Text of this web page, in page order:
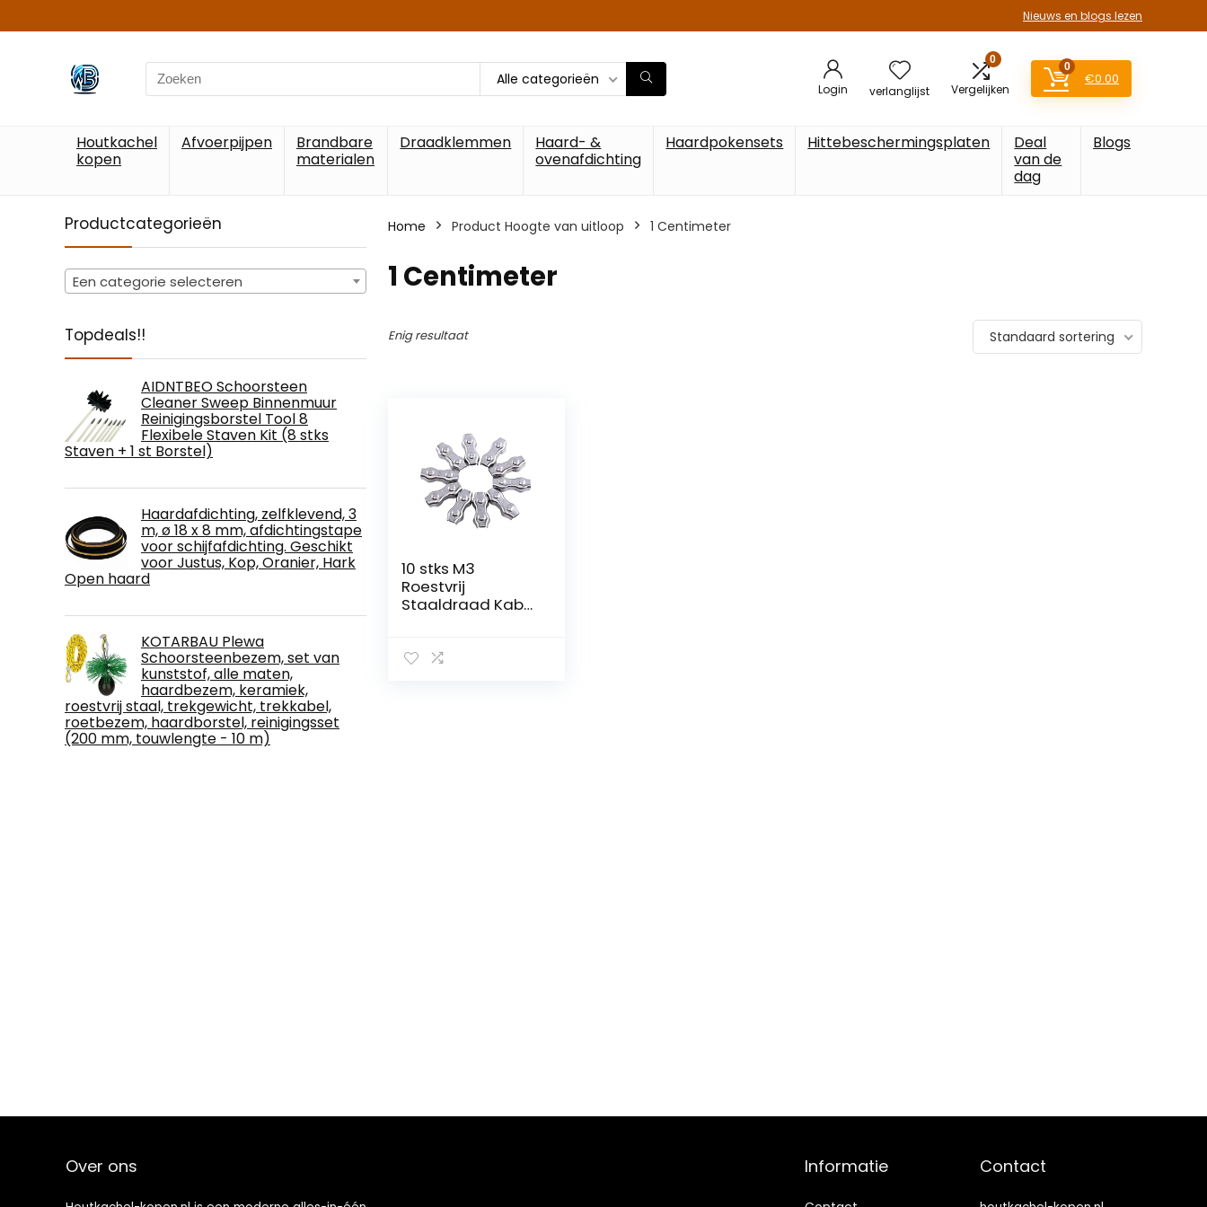
Nieuws en blogs lezen
Search
for:
Alle categorieën
Login verlanglijst
0
Vergelijken
0
€0.00
Houtkachel
kopen
Afvoerpijpen
Brandbare
materialen
Draadklemmen
Haard- &
ovenafdichting
Haardpokensets Hittebeschermingsplaten
Deal
van de
dag
Blogs
Productcategorieën
Een categorie selecteren
Topdeals!!
AIDNTBEO Schoorsteen
Cleaner Sweep Binnenmuur
Reinigingsborstel Tool 8
Flexibele Staven Kit (8 stks
Staven + 1 st Borstel)
Haardafdichting, zelfklevend, 3
m, ø 18 x 8 mm, afdichtingstape
voor schijfafdichting. Geschikt
voor Justus, Kop, Oranier, Hark
Open haard
KOTARBAU Plewa
Schoorsteenbezem, set van
kunststof, alle maten,
haardbezem, keramiek,
roestvrij staal, trekgewicht, trekkabel,
roetbezem, haardborstel, reinigingsset
(200 mm, touwlengte - 10 m)
Home Product Hoogte van uitloop ‎1 Centimeter
‎1 Centimeter
Enig resultaat Standaard sortering
10 stks M3
Roestvrij
Staaldraad Kabel
voor Rigging
Over ons Informatie Contact